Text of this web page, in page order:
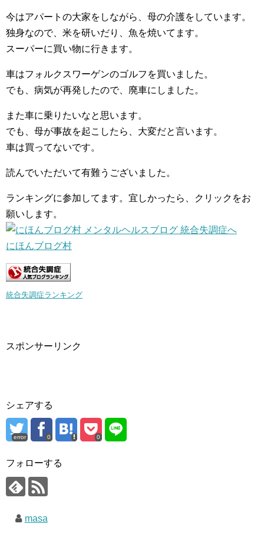
今はアパートの大家をしながら、母の介護をしています。
独身なので、米を研いだり、魚を焼いてます。
スーパーに買い物に行きます。
車はフォルクスワーゲンのゴルフを買いました。
でも、病気が再発したので、廃車にしました。
また車に乗りたいなと思います。
でも、母が事故を起こしたら、大変だと言います。
車は買ってないです。
読んでいただいて有難うございました。
ランキングに参加してます。宜しかったら、クリックをお
願いします。
にほんブログ村
統合失調症ランキング
スポンサーリンク
シェアする
error 0 0
フォローする
masa